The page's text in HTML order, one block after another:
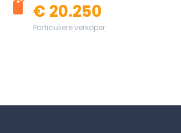
€ 20.250
Particuliere verkoper